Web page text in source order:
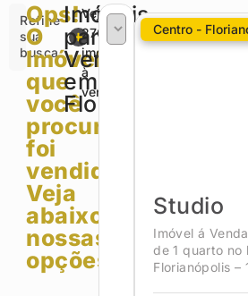
Refine
sua
busca
Ops!
O
Imóvel
que
você
procurava
foi
vendido.
Veja
abaixo
nossas
opções!
Imóveis
para
Venda
em
Florianópolis
Veja
2709
imóveis
à
venda
Centro -
Studio
Imóvel á
de 1 quarto no
Florianópolis –